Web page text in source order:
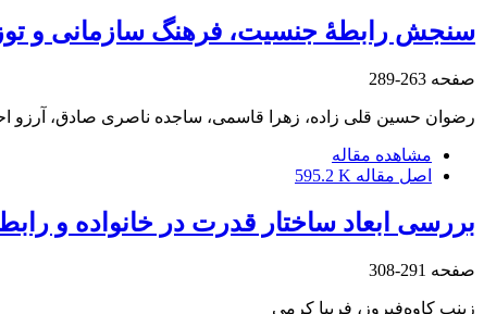
سنجش رابطۀ جنسیت، فرهنگ سازمانی و
صفحه 263-289
رضوان حسین قلی زاده، زهرا قاسمی، ساجده ناصری صادق، آرزو
مشاهده مقاله
اصل مقاله 595.2 K
بررسی ابعاد ساختار قدرت در خانواده و
صفحه 291-308
زینب کاوه‌فیروز، فریبا کرمی